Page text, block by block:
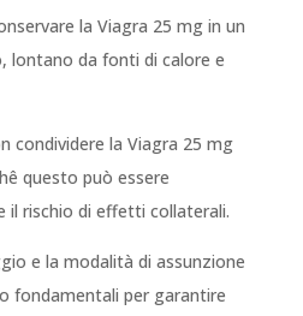
la Viagra 25 mg in un
lontano da fonti di calore e
condividere la Viagra 25 mg
questo può essere
il rischio di effetti collaterali.
e la modalità di assunzione
fondamentali per garantire